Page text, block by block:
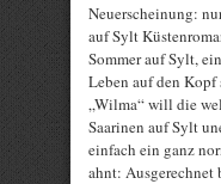
Neuerscheinung:
auf Sylt
Sommer auf Sylt,
Leben auf den
„Wilma“ will die
Saarinen auf Sylt
einfach ein ganz
ahnt: Ausgerechnet